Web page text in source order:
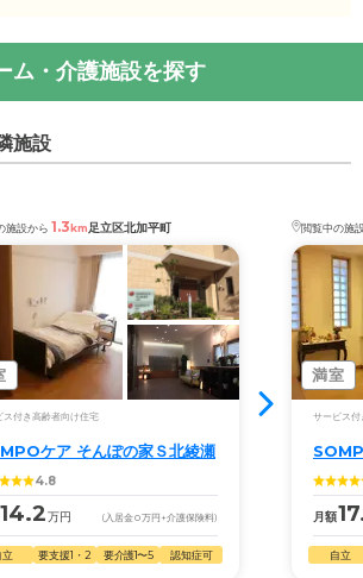
んぽの家Ｓ足立保塚のページでは、
と360°パノラマ写真を見ることがで
居相談員が完全無料で施設探しをサ
579-721
（無料）
00～19：00
の介護施設情報を掲載
中から、条件にあった施設を選ぶ
。
件や医療体制から施設を探せる
オケ」「麻雀」が楽しめる施設、
の施設、「看取り可」の施設など、
から施設を探すこともできます。
〜20.1万円
、要支援1、要支援2、要介護1、要
は詳細な料金プランをご確認頂けま
の3つの特徴
居相談員が完全無料で施設探しをサ
00～19：00
の介護施設情報を掲載
中から、条件にあった施設を選ぶ
。
んぽの家Ｓ足立保塚の交通アクセ
足立区保塚町4-31
町駅0.8km
ム・介護施設を探す
施設
施設から 1.3km足立区北加平町
ス付き高齢者向け住宅
ケア そんぽの家Ｓ北綾瀬
4.8
14.2万円 (入居金0万円 +介護保険料)
立 要支援1・2 要介護1〜5 認知症可
閲覧中の施
満室
サービス付
月額
自立